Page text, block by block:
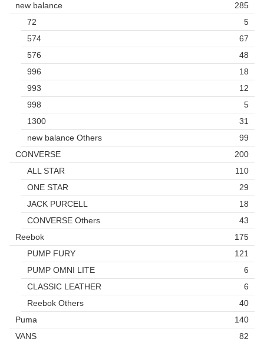
new balance
285
72
5
574
67
576
48
996
18
993
12
998
5
1300
31
new balance Others
99
CONVERSE
200
ALL STAR
110
ONE STAR
29
JACK PURCELL
18
CONVERSE Others
43
Reebok
175
PUMP FURY
121
PUMP OMNI LITE
6
CLASSIC LEATHER
6
Reebok Others
40
Puma
140
VANS
82